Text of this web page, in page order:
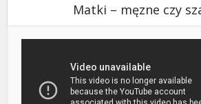
Matki – męzne czy